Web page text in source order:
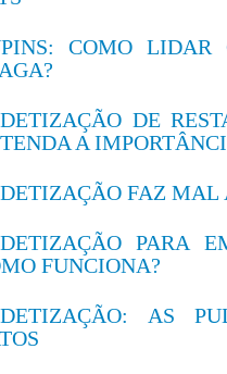
COMO LIDAR
DE
A
FAZ MAL
PARA
FUNCIONA?
AS